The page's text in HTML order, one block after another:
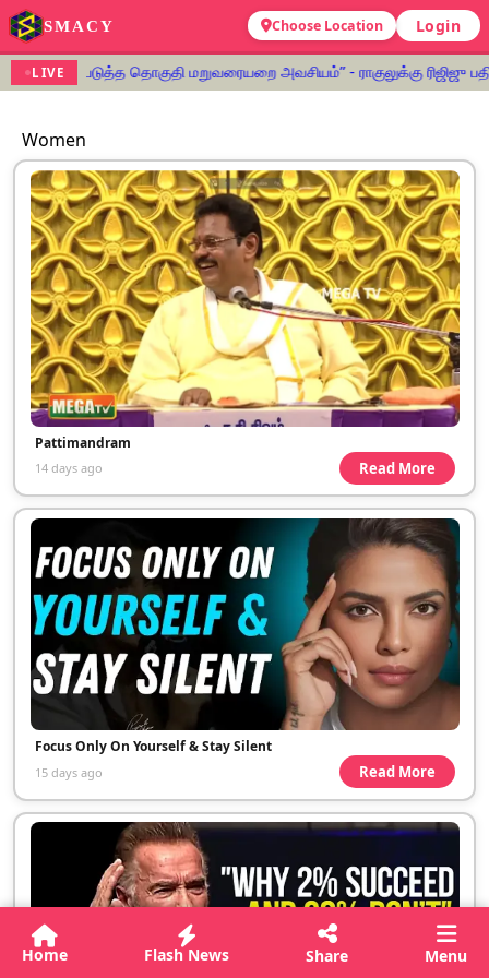
SMACY Choose Location Login
LIVE
அமல்படுத்த தொகுதி மறுவரையறை அவசியம்” - ராகுலுக்கு ரிஜிஜு பதில்
Women
Pattimandram
14 days ago Read More
Focus Only On Yourself & Stay Silent
15 days ago Read More
Home Flash News Share Menu